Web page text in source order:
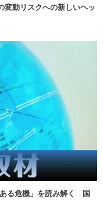
変動リスクへの新しいヘッ
ある危機」を読み解く 国